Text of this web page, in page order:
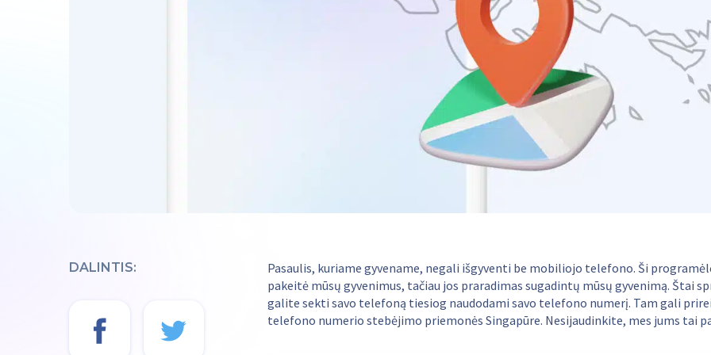
DALINTIS:
Pasaulis, kuriame gyvename, negali išgyventi be mobiliojo telefono. Ši
pakeitė mūsų gyvenimus, tačiau jos praradimas sugadintų mūsų gyvenimą. Štai
galite sekti savo telefoną tiesiog naudodami savo telefono numerį. Tam gali
telefono numerio stebėjimo priemonės Singapūre. Nesijaudinkite, mes jums tai